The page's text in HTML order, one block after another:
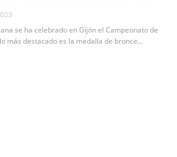
se ha celebrado en Gijón el Campeonato de
más destacado es la medalla de bronce...